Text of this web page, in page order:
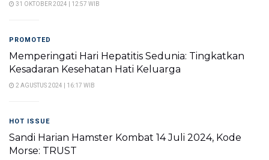
31 OKTOBER 2024 | 12:57 WIB
PROMOTED
Memperingati Hari Hepatitis Sedunia: Tingkatkan
Kesadaran Kesehatan Hati Keluarga
2 AGUSTUS 2024 | 16:17 WIB
HOT ISSUE
Sandi Harian Hamster Kombat 14 Juli 2024, Kode
Morse: TRUST